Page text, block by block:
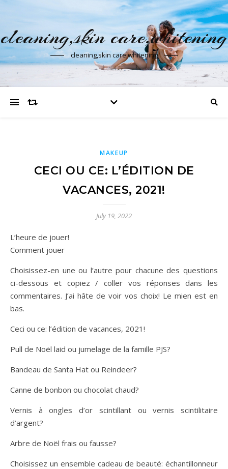
cleaning,skin care,whitening
cleaning,skin care,whitening
MAKEUP
CECI OU CE: L’ÉDITION DE
VACANCES, 2021!
July 19, 2022
L’heure de jouer!
Comment jouer
Choisissez-en une ou l’autre pour chacune des questions
ci-dessous et copiez / coller vos réponses dans les
commentaires. J’ai hâte de voir vos choix! Le mien est en
bas.
Ceci ou ce: l’édition de vacances, 2021!
Pull de Noël laid ou jumelage de la famille PJS?
Bandeau de Santa Hat ou Reindeer?
Canne de bonbon ou chocolat chaud?
Vernis à ongles d’or scintillant ou vernis scintilitaire
d’argent?
Arbre de Noël frais ou fausse?
Choisissez un ensemble cadeau de beauté: échantillonneur